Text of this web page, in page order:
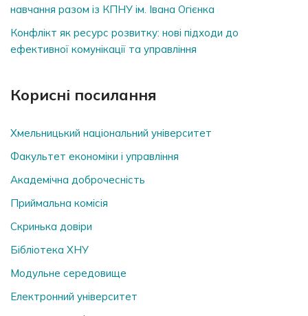
навчання разом із КПНУ ім. Івана Огієнка
Конфлікт як ресурс розвитку: нові підходи до
ефективної комунікації та управління
Корисні посилання
Хмельницький національний університет
Факультет економіки і управління
Академічна доброчесність
Приймальна комісія
Скринька довiри
Бібліотека ХНУ
Модульне середовище
Електронний університет